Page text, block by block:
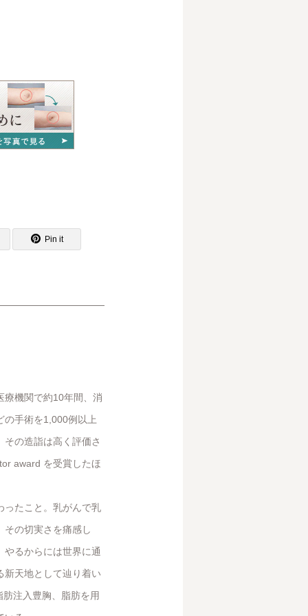
Pin it
療機関で約10年間、消
の手術を1,000例以上
の造詣は高く評価さ
award を受賞したほ
ったこと。乳がんで乳
その切実さを痛感し
るからには世界に通
新天地として辿り着い
注入豊胸、脂肪を用